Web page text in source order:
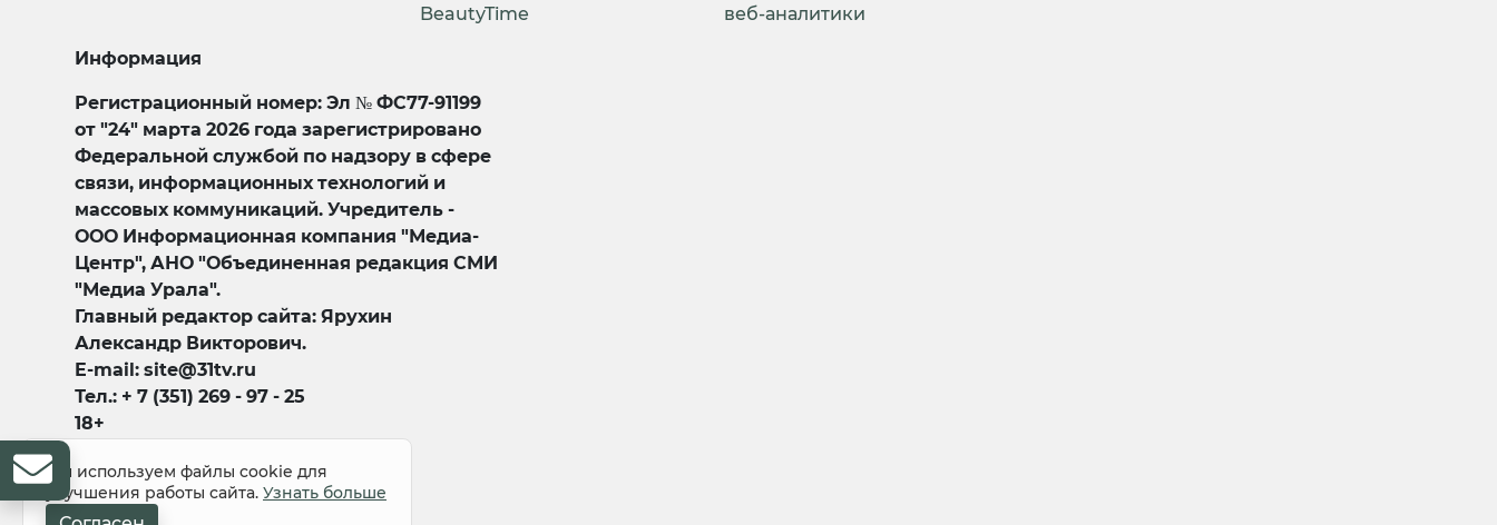
BeautyTime
веб-аналитики
Информация
Регистрационный номер: Эл № ФС77-91199
от "24" марта 2026 года зарегистрировано
Федеральной службой по надзору в сфере
связи, информационных технологий и
массовых коммуникаций. Учредитель -
ООО Информационная компания "Медиа-
Центр", АНО "Объединенная редакция СМИ
"Медиа Урала".
Главный редактор сайта: Ярухин
Александр Викторович.
E-mail: site@31tv.ru
Тел.: + 7 (351) 269 - 97 - 25
18+
Мы используем файлы cookie для
улучшения работы сайта. Узнать больше